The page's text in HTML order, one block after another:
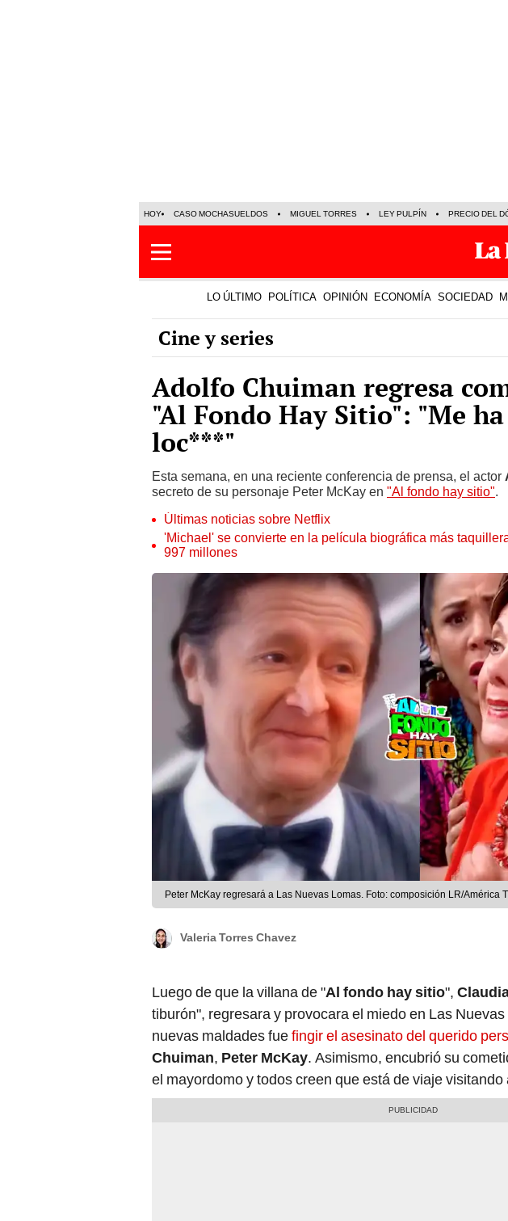
HOY CASO MOCHASUELDOS MIGUEL TORRES LEY PULPÍN PRECIO DEL
LO ÚLTIMO POLÍTICA OPINIÓN ECONOMÍA SOCIEDAD
Cine y series
Adolfo Chuiman regresa
"Al Fondo Hay Sitio": "Me
loc***"
Esta semana, en una reciente conferencia de prensa, el actor
secreto de su personaje Peter McKay en "Al fondo hay sitio".
Últimas noticias sobre Netflix
'Michael' se convierte en la película biográfica más
997 millones
Peter McKay regresará a Las Nuevas Lomas. Foto: composición LR/América
Valeria Torres Chavez
Luego de que la villana de "Al fondo hay sitio",
tiburón", regresara y provocara el miedo en Las
nuevas maldades fuefingir el asesinato del querido
Chuiman, Peter McKay. Asimismo, encubrió su
el mayordomo y todos creen que está de viaje visitando